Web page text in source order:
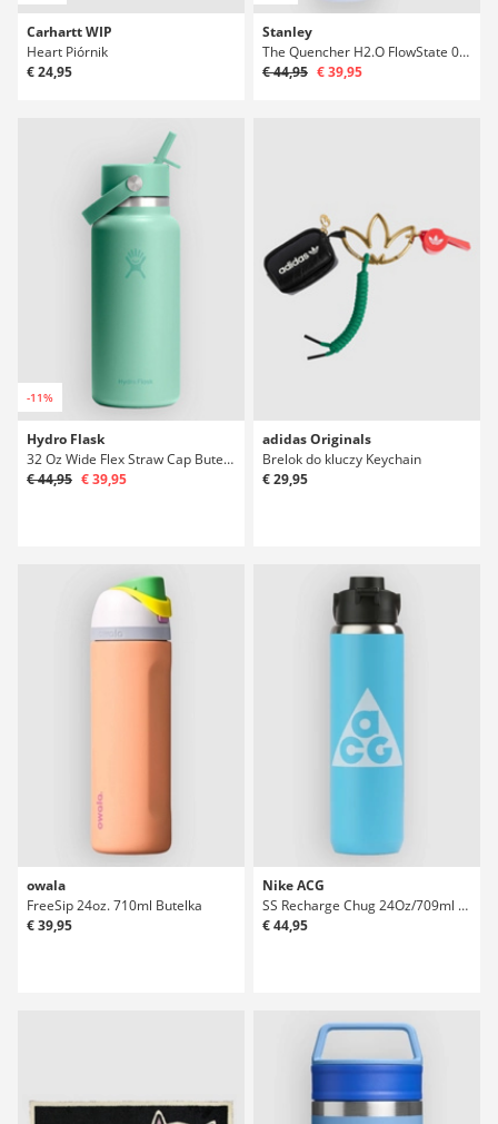
Carhartt WIP
Heart Piórnik
€ 24,95
Stanley
The Quencher H2.O FlowState 0.89L / 30oz Butelka
€ 44,95 € 39,95
-11%
Hydro Flask
32 Oz Wide Flex Straw Cap Butelka
€ 44,95 € 39,95
adidas Originals
Brelok do kluczy Keychain
€ 29,95
owala
FreeSip 24oz. 710ml Butelka
€ 39,95
Nike ACG
SS Recharge Chug 24Oz/709ml Graphic Butelka
€ 44,95